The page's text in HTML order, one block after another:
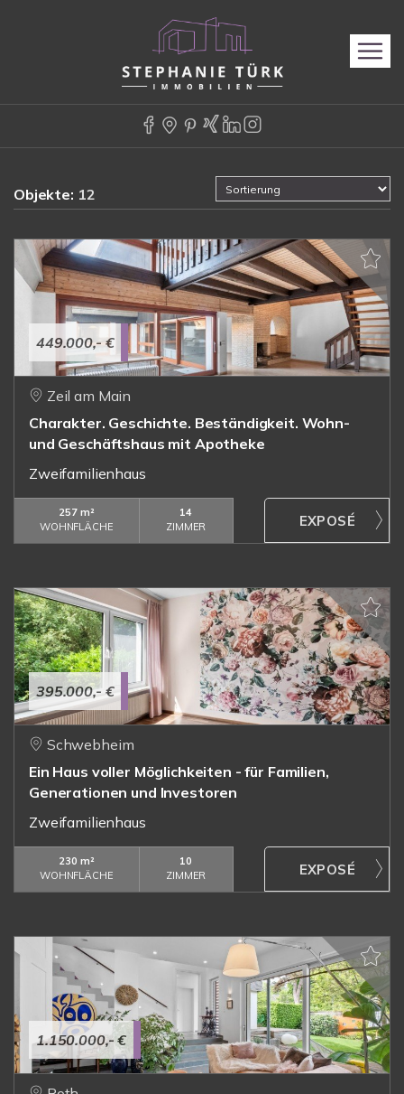
Objekte: 12
449.000,- €
Zeil am Main
Charakter. Geschichte. Beständigkeit. Wohn-
und Geschäftshaus mit Apotheke
Zweifamilienhaus
257 m²
WOHNFLÄCHE
14
ZIMMER
395.000,- €
Schwebheim
Ein Haus voller Möglichkeiten - für Familien,
Generationen und Investoren
Zweifamilienhaus
230 m²
WOHNFLÄCHE
10
ZIMMER
1.150.000,- €